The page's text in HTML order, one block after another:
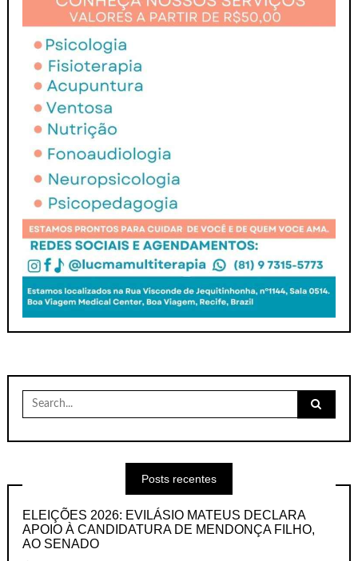
Search
for:
Posts recentes
ELEIÇÕES 2026: EVILÁSIO MATEUS DECLARA
APOIO À CANDIDATURA DE MENDONÇA FILHO,
AO SENADO